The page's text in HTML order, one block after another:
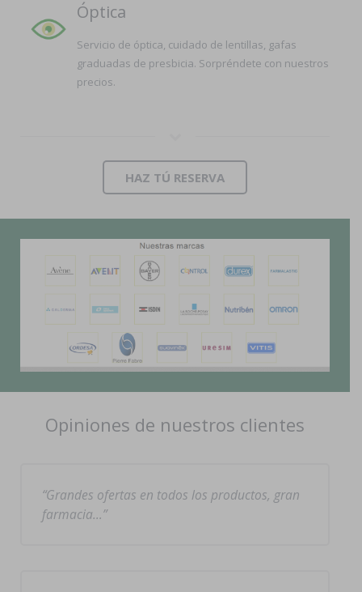
Óptica
Servicio de óptica, cuidado de lentillas, gafas
graduadas de presbicia. Sorpréndete con nuestros
precios.
HAZ TÚ RESERVA
Opiniones de nuestros clientes
Grandes ofertas en todos los productos, gran
farmacia…